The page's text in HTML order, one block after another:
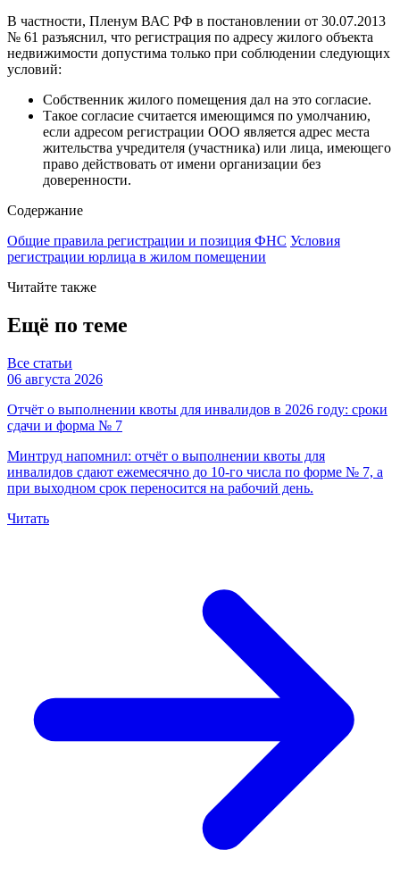
В частности, Пленум ВАС РФ в постановлении от 30.07.2013
№ 61 разъяснил, что регистрация по адресу жилого объекта
недвижимости допустима только при соблюдении следующих
условий:
Собственник жилого помещения дал на это согласие.
Такое согласие считается имеющимся по умолчанию,
если адресом регистрации ООО является адрес места
жительства учредителя (участника) или лица, имеющего
право действовать от имени организации без
доверенности.
Содержание
Общие правила регистрации и позиция ФНС Условия
регистрации юрлица в жилом помещении
Читайте также
Ещё по теме
Все статьи
06 августа 2026
Отчёт о выполнении квоты для инвалидов в 2026 году: сроки
сдачи и форма № 7
Минтруд напомнил: отчёт о выполнении квоты для
инвалидов сдают ежемесячно до 10-го числа по форме № 7, а
при выходном срок переносится на рабочий день.
Читать